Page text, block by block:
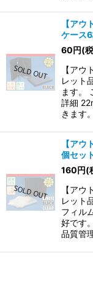
【ア
ケース
60円(
【ア
レット
ます。
詳細
きます
【ア
個セッ
160円(
【ア
レット
フィル
好です
品質管